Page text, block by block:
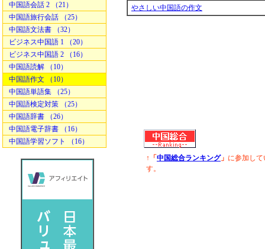
中国語会話 2 （21）
中国語旅行会話 （25）
中国語文法書 （32）
ビジネス中国語 1 （20）
ビジネス中国語 2 （16）
中国語読解 （10）
中国語作文 （10）
中国語単語集 （25）
中国語検定対策 （25）
中国語辞書 （26）
中国語電子辞書 （16）
中国語学習ソフト （16）
やさしい中国語の作文
↑「 中国総合ランキング」 に参加し
す。